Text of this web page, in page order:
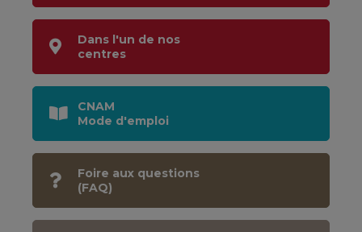
Dans l'un de nos
centres
CNAM
Mode d'emploi
Foire aux questions
(FAQ)